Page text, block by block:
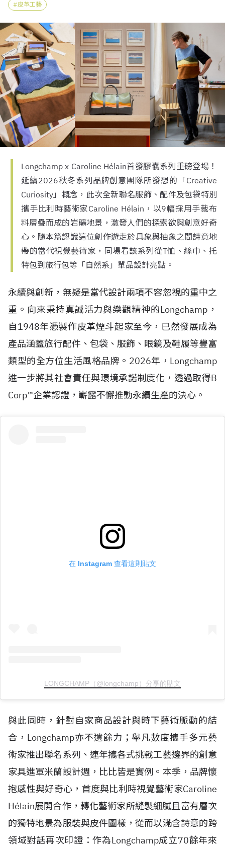
皮革工藝
Longchamp x Caroline Hélain首發膠囊系列重磅登場！
延續2026秋冬系列品牌創意團隊所發想的「Creative
Curiosity」概念，此次全新聯名服飾、配件及包袋特別
攜手比利時藝術家Caroline Hélain，以9幅採用手裁布
料層疊而成的岩礦地景，激發人們的探索欲與創意好奇
心。隨本篇認識這位創作遊走於具象與抽象之間詩意地
帶的當代視覺藝術家，同場看該系列從T恤、絲巾、托
特包到旅行包等「自然系」單品設計亮點。
永續與創新，無疑是當代設計兩項不容忽視的重中之
重。向來秉持真誠活力與樂觀精神的Longchamp，
自1948年憑製作皮革煙斗起家至今，已然發展成為
產品涵蓋旅行配件、包袋、服飾、眼鏡及鞋履等豐富
類型的全方位生活風格品牌。2026年，Longchamp
進一步將其社會責任與環境承諾制度化，透過取得B
Corp™企業認證，嶄露不懈推動永續生產的決心。
在 Instagram 查看這則貼文
LONGCHAMP（@longchamp）分享的貼文
與此同時，針對自家商品設計與時下藝術脈動的結
合，Longchamp亦不遺餘力；舉凡數度攜手多元藝
術家推出聯名系列、連年攜各式挑戰工藝邊界的創意
家具進軍米蘭設計週，比比皆是實例。本季，品牌懷
抱感性與好奇心，首度與比利時視覺藝術家Caroline
Hélain展開合作，轉化藝術家所縫製細膩且富有層次
的獨特地景為服裝與皮件圖樣，從而以滿含詩意的跨
領域對話再次印證：作為Longchamp成立70餘年來